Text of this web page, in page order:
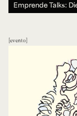
Emprende Talks:
evento